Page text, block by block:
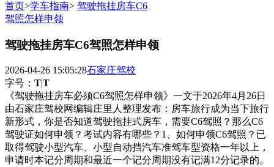
首页>学车指南> 驾驶拖挂房车C6
驾照怎样申领
驾驶拖挂房车C6驾照怎样申领
2026-04-26 15:05:28石家庄驾校
字号： T|T
《驾驶拖挂房车必须C6驾照怎样申领》一文于2026年4月26日
由石家庄驾校网编辑庄里人整理发布：房车旅行成为当下旅行
新形式，你是否知道驾驶拖挂式房车，需要C6驾照？那么C6
驾驶证如何申领？考试内容有哪些？1、如何申领C6驾照？已
取得驾驶小型汽车、小型自动挡汽车准驾车型资格一年以上，
申请时本记分周期和最近一个记分周期没有记满12分记录的。